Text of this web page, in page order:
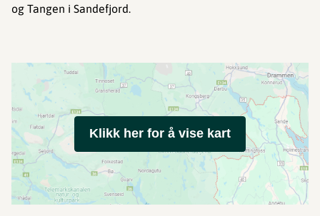
og Tangen i Sandefjord.
Klikk her for å vise kart